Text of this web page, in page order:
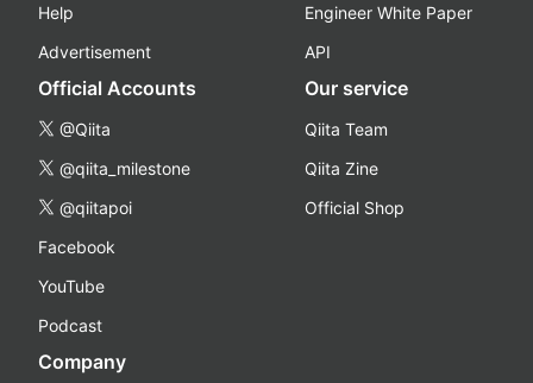
Help
Advertisement
Engineer White Paper
API
Official Accounts
@Qiita
@qiita_milestone
@qiitapoi
Facebook
YouTube
Podcast
Our service
Qiita Team
Qiita Zine
Official Shop
Company